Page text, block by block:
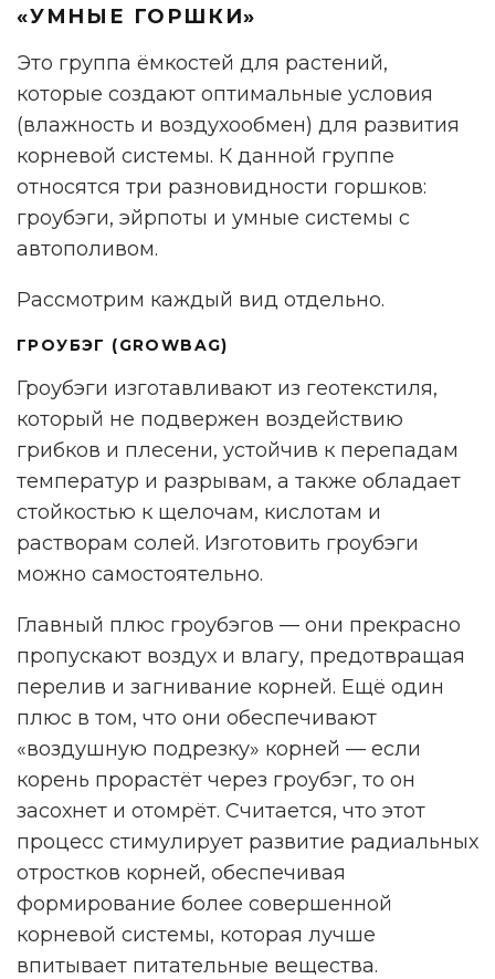
«УМНЫЕ ГОРШКИ»
Это группа ёмкостей для растений,
которые создают оптимальные условия
(влажность и воздухообмен) для развития
корневой системы. К данной группе
относятся три разновидности горшков:
гроубэги, эйрпоты и умные системы с
автополивом.
Рассмотрим каждый вид отдельно.
ГРОУБЭГ (GROWBAG)
Гроубэги изготавливают из геотекстиля,
который не подвержен воздействию
грибков и плесени, устойчив к перепадам
температур и разрывам, а также обладает
стойкостью к щелочам, кислотам и
растворам солей. Изготовить гроубэги
можно самостоятельно.
Главный плюс гроубэгов — они прекрасно
пропускают воздух и влагу, предотвращая
перелив и загнивание корней. Ещё один
плюс в том, что они обеспечивают
«воздушную подрезку» корней — если
корень прорастёт через гроубэг, то он
засохнет и отомрёт. Считается, что этот
процесс стимулирует развитие радиальных
отростков корней, обеспечивая
формирование более совершенной
корневой системы, которая лучше
впитывает питательные вещества.